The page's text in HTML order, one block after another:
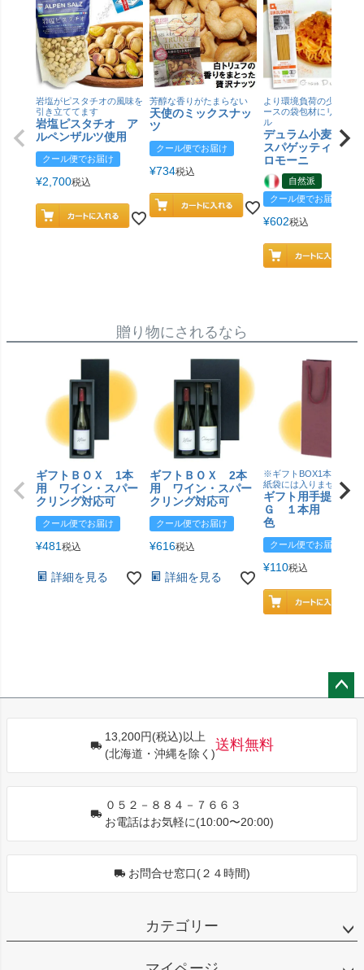
岩塩がピスタチオの風味を
引き立ててます
岩塩ピスタチオ ア
ルペンザルツ使用
クール便でお届け
¥2,700税込
芳醇な香りがたまらない
天使のミックスナッ
ツ
クール便でお届け
¥734税込
より環境負荷の少ない紙
ースの袋包材にリニュー
ル
デュラム小麦 有
スパゲッティ／ジ
ロモーニ
自然派
クール便でお届け
¥602税込
贈り物にされるなら
ギフトＢＯＸ 1本
用 ワイン・スパー
クリング対応可
クール便でお届け
¥481税込
詳細を見る
ギフトＢＯＸ 2本
用 ワイン・スパー
クリング対応可
クール便でお届け
¥616税込
詳細を見る
※ギフトBOX1本用はこ
紙袋には入りません
ギフト用手提げＢ
Ｇ １本用 エン
色
クール便でお届け
¥110税込
13,200円(税込)以上
(北海道・沖縄を除く)
送料無料
０５２－８８４－７６６３
お電話はお気軽に(10:00〜20:00)
お問合せ窓口(２４時間)
カテゴリー